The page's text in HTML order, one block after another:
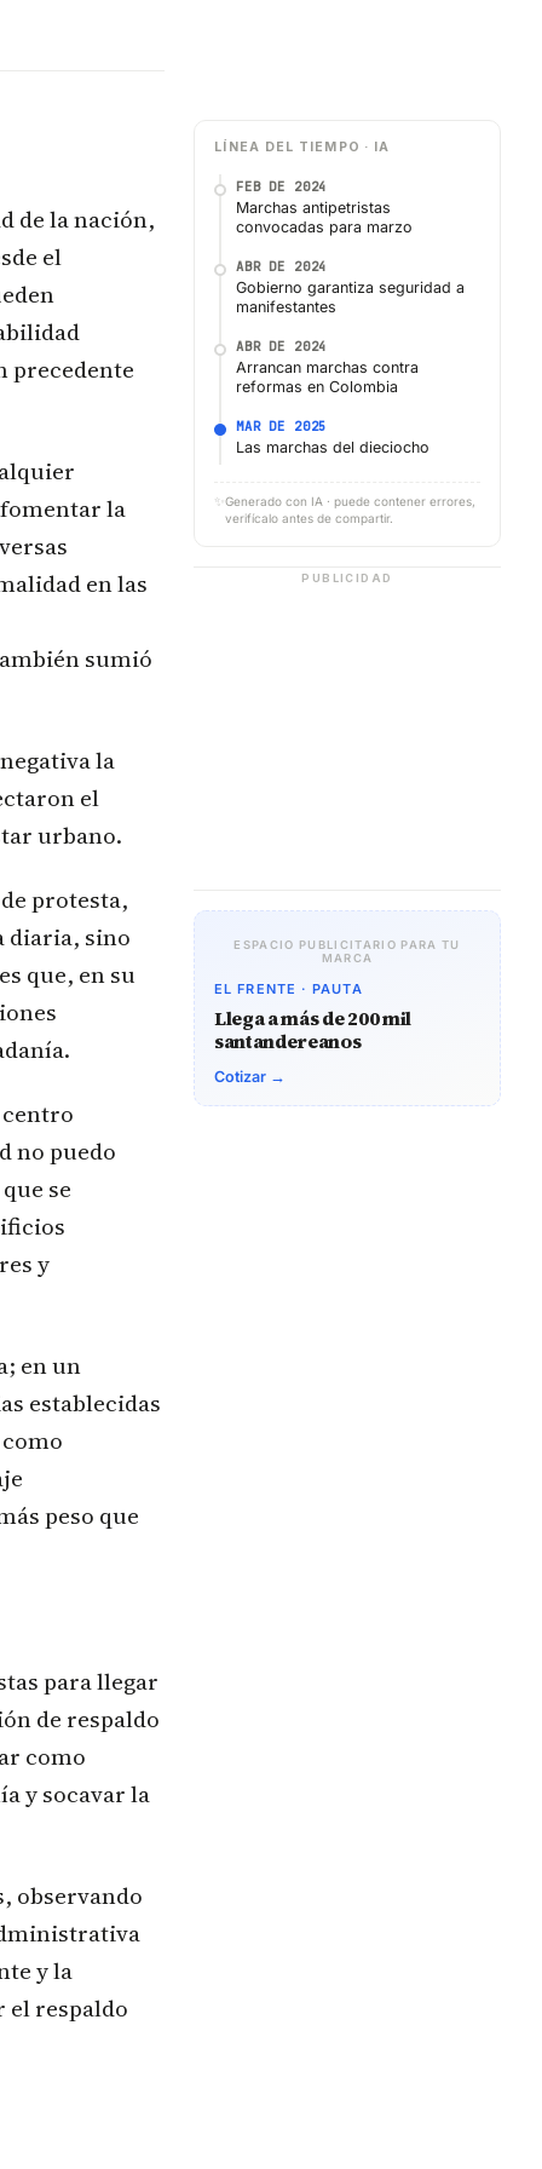
de la nación,
el
precedente
la
en las
sumió
la
el
urbano.
protesta,
diaria, sino
que, en su
no puedo
se
y
en un
establecidas
peso que
para llegar
de respaldo
como
y socavar la
observando
y la
el respaldo
LÍNEA DEL TIEMPO · IA
FEB DE 2024
Marchas antipetristas
convocadas para marzo
ABR DE 2024
Gobierno garantiza seguridad a
manifestantes
ABR DE 2024
Arrancan marchas contra
reformas en Colombia
MAR DE 2025
Las marchas del dieciocho
✨ Generado con IA · puede contener errores,
verifícalo antes de compartir.
PUBLICIDAD
ESPACIO PUBLICITARIO PARA TU
MARCA
EL FRENTE · PAUTA
Llega a más de 200 mil
santandereanos
Cotizar →